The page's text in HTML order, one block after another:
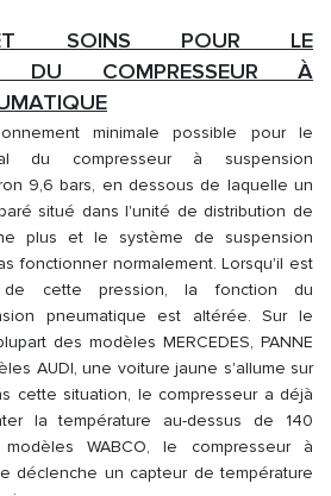
ET SOINS POUR LE
DU COMPRESSEUR À
minimale possible pour le
du compresseur à suspension
9,6 bars, en dessous de laquelle un
situé dans l'unité de distribution de
plus et le système de suspension
fonctionner normalement. Lorsqu'il est
cette pression, la fonction du
pneumatique est altérée. Sur le
des modèles MERCEDES, PANNE
AUDI, une voiture jaune s'allume sur
cette situation, le compresseur a déjà
la température au-dessus de 140
WABCO, le compresseur à
déclenche un capteur de température